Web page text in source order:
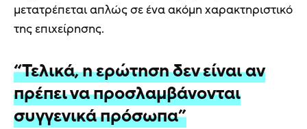
μετατρέπεται απλώς σε ένα ακόμη χαρακτηριστικό
της επιχείρησης.
“Τελικά, η ερώτηση δεν είναι αν
πρέπει να προσλαμβάνονται
συγγενικά πρόσωπα”